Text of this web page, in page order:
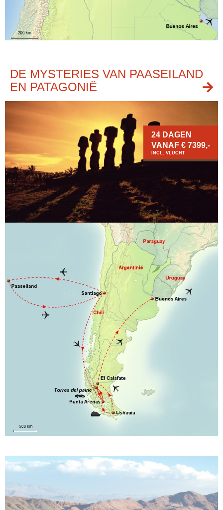
DE MYSTERIES VAN PAASEILAND
EN PATAGONIË
24 DAGEN
VANAF € 7399,-
INCL. VLUCHT